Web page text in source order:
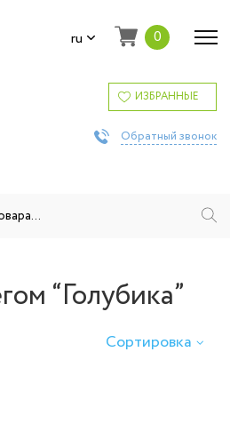
ru 0
ИЗБРАННЫЕ
Обратный звонок
“Голубика”
Сортировка